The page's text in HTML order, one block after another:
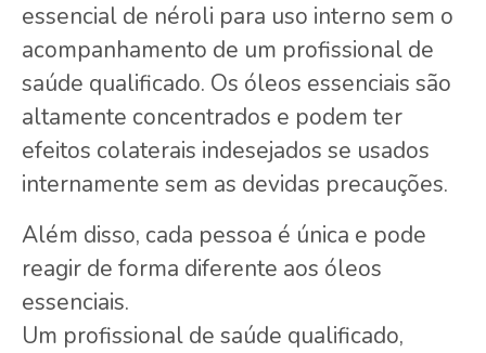
essencial de néroli para uso interno sem o
acompanhamento de um profissional de
saúde qualificado. Os óleos essenciais são
altamente concentrados e podem ter
efeitos colaterais indesejados se usados
internamente sem as devidas precauções.
Além disso, cada pessoa é única e pode
reagir de forma diferente aos óleos
essenciais.
Um profissional de saúde qualificado,